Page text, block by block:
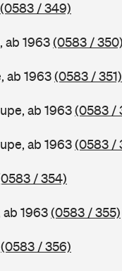
(0583 / 349)
ab 1963(0583 / 350)
ab 1963(0583 / 351)
ab 1963(0583 /
ab 1963(0583 /
/ 354)
ab 1963(0583 / 355)
(0583 / 356)